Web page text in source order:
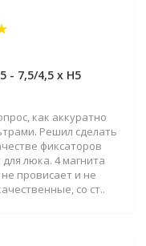
- 7,5/4,5 х H5
как аккуратно
Решил сделать
фиксаторов
люка. 4 магнита
провисает и не
со ст..